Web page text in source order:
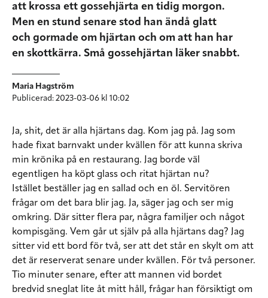
att krossa ett gossehjärta en tidig morgon.
Men en stund senare stod han ändå glatt
och gormade om hjärtan och om att han har
en skottkärra. Små gossehjärtan läker snabbt.
Maria Hagström
Publicerad: 2023-03-06 kl 10:02
Ja, shit, det är alla hjärtans dag. Kom jag på. Jag som
hade fixat barnvakt under kvällen för att kunna skriva
min krönika på en restaurang. Jag borde väl
egentligen ha köpt glass och ritat hjärtan nu?
Istället beställer jag en sallad och en öl. Servitören
frågar om det bara blir jag. Ja, säger jag och ser mig
omkring. Där sitter flera par, några familjer och något
kompisgäng. Vem går ut själv på alla hjärtans dag? Jag
sitter vid ett bord för två, ser att det står en skylt om att
det är reserverat senare under kvällen. För två personer.
Tio minuter senare, efter att mannen vid bordet
bredvid sneglat lite åt mitt håll, frågar han försiktigt om